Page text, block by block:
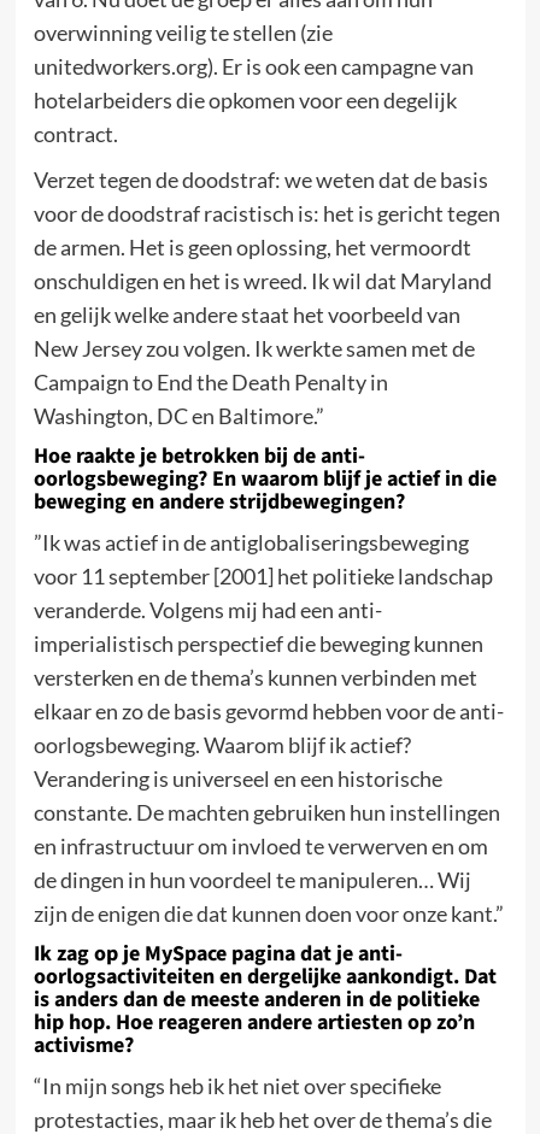
overwinning veilig te stellen (zie
unitedworkers.org). Er is ook een campagne van
hotelarbeiders die opkomen voor een degelijk
contract.
Verzet tegen de doodstraf: we weten dat de basis
voor de doodstraf racistisch is: het is gericht tegen
de armen. Het is geen oplossing, het vermoordt
onschuldigen en het is wreed. Ik wil dat Maryland
en gelijk welke andere staat het voorbeeld van
New Jersey zou volgen. Ik werkte samen met de
Campaign to End the Death Penalty in
Washington, DC en Baltimore.”
Hoe raakte je betrokken bij de anti-
oorlogsbeweging? En waarom blijf je actief in die
beweging en andere strijdbewegingen?
”Ik was actief in de antiglobaliseringsbeweging
voor 11 september [2001] het politieke landschap
veranderde. Volgens mij had een anti-
imperialistisch perspectief die beweging kunnen
versterken en de thema’s kunnen verbinden met
elkaar en zo de basis gevormd hebben voor de anti-
oorlogsbeweging. Waarom blijf ik actief?
Verandering is universeel en een historische
constante. De machten gebruiken hun instellingen
en infrastructuur om invloed te verwerven en om
de dingen in hun voordeel te manipuleren… Wij
zijn de enigen die dat kunnen doen voor onze kant.”
Ik zag op je MySpace pagina dat je anti-
oorlogsactiviteiten en dergelijke aankondigt. Dat
is anders dan de meeste anderen in de politieke
hip hop. Hoe reageren andere artiesten op zo’n
activisme?
“In mijn songs heb ik het niet over specifieke
protestacties, maar ik heb het over de thema’s die